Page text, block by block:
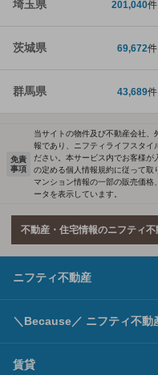
埼玉県 201,040件
茨城県 69,672件
群馬県 43,689件
免責
事項
当サイトの物件及び不動産会社
報であり、ニフティライフスタイ
ださい。本サービス内でお客様が
の定める個人情報規約に従って取
マンション情報の一部の販売価格
ータを表示しています。
不動産・住宅情報のニフティ不
ニフティ不動産
＼Because／ ニフティ不動
賃貸